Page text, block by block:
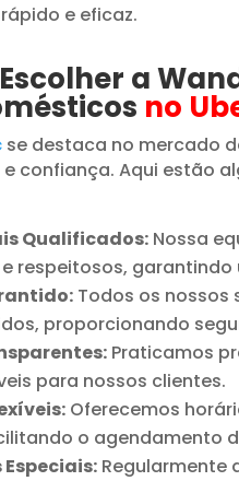
e eficaz.
a
no
se destaca no mercado
confiança. Aqui estão
Qualificados: Nossa
respeitosos,
Todos os nossos
proporcionando
Praticamos
para nossos clientes.
Oferecemos
o agendamento
Regularmente